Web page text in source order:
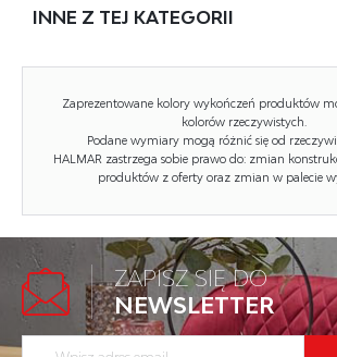
czerwony
Rodzaj: biurko
Styl wykonania: nowoczesny
Wysokość: 74
Głębokość: 60
Zaprezentowane kolory wykończeń produktów
kolorów rzeczywistych.
Podane wymiary mogą różnić się od
HALMAR zastrzega sobie prawo do: zmian
produktów z oferty oraz zmian w palecie
INNE Z TEJ KATEGORII
ZAPISZ SIĘ DO
NEWSLETTER